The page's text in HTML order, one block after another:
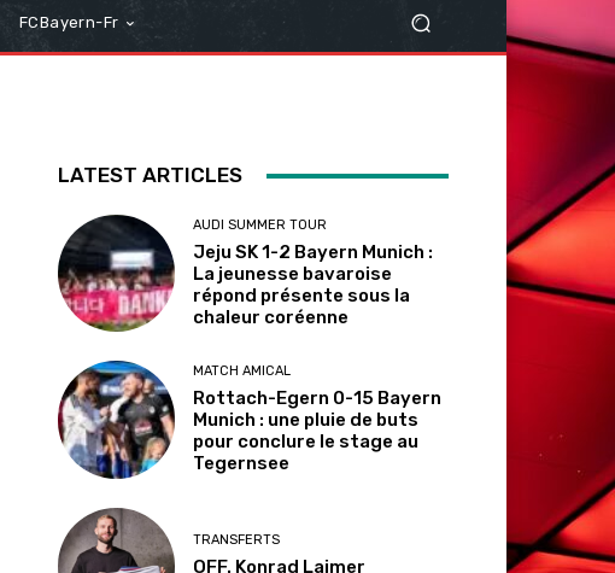
FCBayern-Fr
LATEST ARTICLES
AUDI SUMMER TOUR
Jeju SK 1-2 Bayern Munich :
La jeunesse bavaroise
répond présente sous la
chaleur coréenne
MATCH AMICAL
Rottach-Egern 0-15 Bayern
Munich : une pluie de buts
pour conclure le stage au
Tegernsee
TRANSFERTS
OFF. Konrad Laimer